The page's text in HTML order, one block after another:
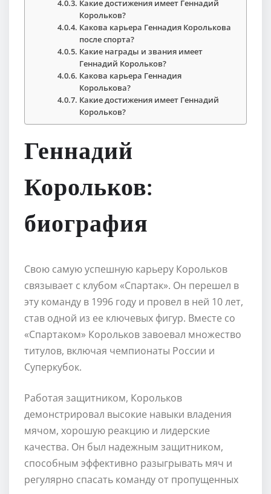
Какие достижения имеет Геннадий
Корольков?
Какова карьера Геннадия Королькова
после спорта?
Какие награды и звания имеет
Геннадий Корольков?
Какова карьера Геннадия
Королькова?
Какие достижения имеет Геннадий
Корольков?
Геннадий
Корольков:
биография
Свою самую успешную карьеру Корольков
связывает с клубом «Спартак». Он перешел в
эту команду в 1996 году и провел в ней 10 лет,
став одной из ее ключевых фигур. Вместе со
«Спартаком» Корольков завоевал множество
титулов, включая чемпионаты России и
Суперкубок.
Работая защитником, Корольков
демонстрировал высокие навыки владения
мячом, хорошую реакцию и лидерские
качества. Он был надежным защитником,
способным эффективно разыгрывать мяч и
регулярно спасать команду от пропущенных